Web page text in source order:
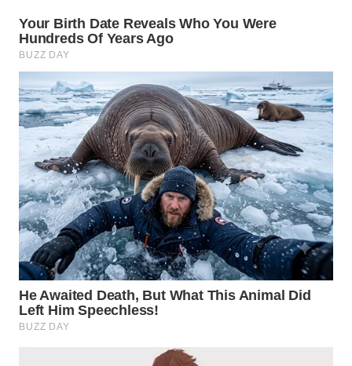
KARAWANG
WN
BEKASI
WN
BOGOR
WN
DEPOK
WN
TAPANULI
UTARA
WN
SAMOSIR